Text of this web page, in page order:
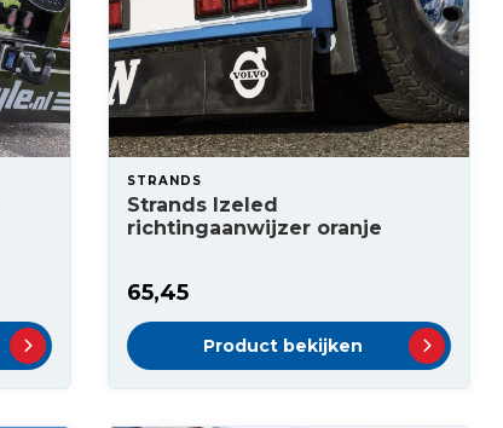
STRANDS
Strands Izeled
richtingaanwijzer oranje
65,45
Product bekijken